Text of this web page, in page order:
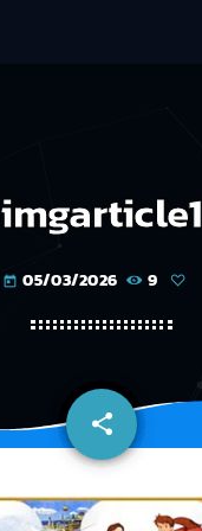
imgarticle1
today 05/03/2026 9
share
email